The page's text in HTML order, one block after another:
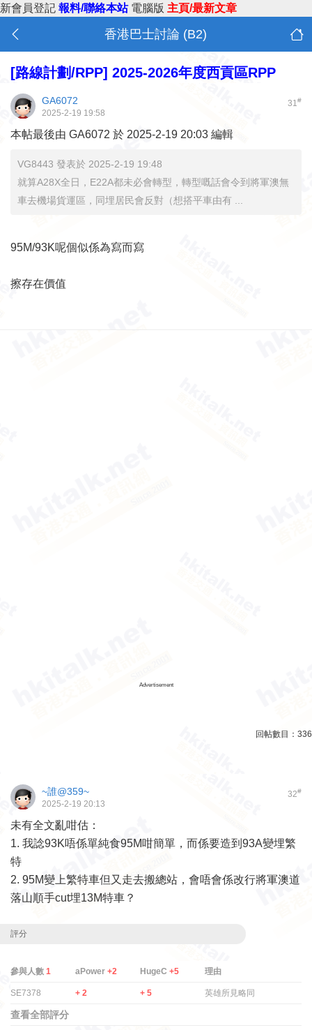
新會員登記 報料/聯絡本站 電腦版 主頁/最新文章
香港巴士討論 (B2)
[路線計劃/RPP] 2025-2026年度西貢區RPP
31#
GA6072
2025-2-19 19:58
本帖最後由 GA6072 於 2025-2-19 20:03 編輯
VG8443 發表於 2025-2-19 19:48
就算A28X全日，E22A都未必會轉型，轉型嘅話會令到將軍澳無
車去機場貨運區，同埋居民會反對（想搭平車由有 ...
95M/93K呢個似係為寫而寫
擦存在價值
Advertisement
回帖數目： 336
32#
~誰@359~
2025-2-19 20:13
未有全文亂咁估：
1. 我諗93K唔係單純食95M咁簡單，而係要造到93A變埋繁
特
2. 95M變上繁特車但又走去搬總站，會唔會係改行將軍澳道
落山順手cut埋13M特車？
評分
參與人數 1 aPower +2 HugeC +5 理由
SE7378 + 2 + 5 英雄所見略同
查看全部評分